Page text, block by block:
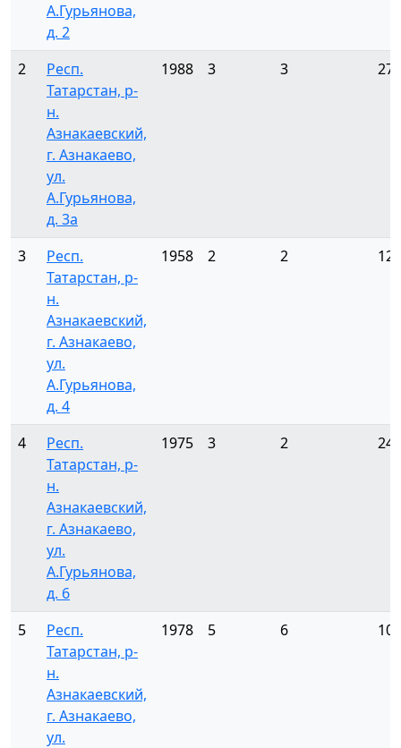
А.Гурьянова,
д. 2
2
Респ.
Татарстан, р-
н.
Азнакаевский,
г. Азнакаево,
ул.
А.Гурьянова,
д. 3а
1988 3 3 27
3
Респ.
Татарстан, р-
н.
Азнакаевский,
г. Азнакаево,
ул.
А.Гурьянова,
д. 4
1958 2 2 12
4
Респ.
Татарстан, р-
н.
Азнакаевский,
г. Азнакаево,
ул.
А.Гурьянова,
д. 6
1975 3 2 24
5
Респ.
Татарстан, р-
н.
Азнакаевский,
г. Азнакаево,
ул.
1978 5 6 100